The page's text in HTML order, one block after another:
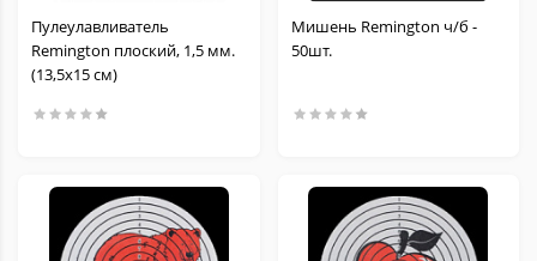
Пулеулавливатель
Remington плоский, 1,5 мм.
(13,5х15 см)
Мишень Remington ч/б -
50шт.